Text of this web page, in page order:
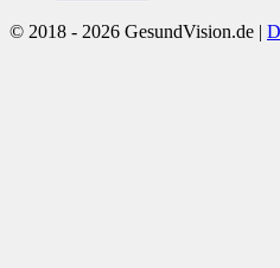
© 2018 - 2026 GesundVision.de |